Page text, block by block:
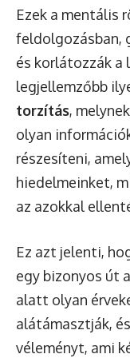
Ezek a mentális
feldolgozásban,
és korlátozzák a
legjellemzőbb
torzítás,
olyan
részesíteni,
hiedelmeinket,
az azokkal
Ez azt jelenti,
egy bizonyos út
alatt olyan
alátámasztják,
véleményt, ami